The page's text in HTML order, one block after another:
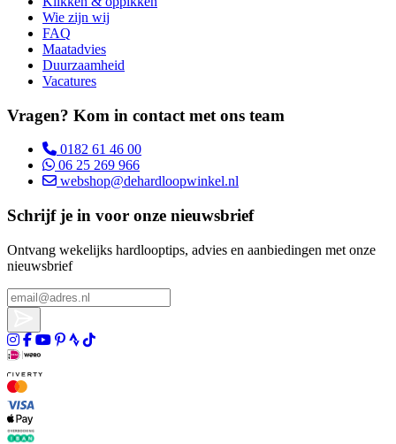
Wie zijn wij
FAQ
Maatadvies
Duurzaamheid
Vacatures
Vragen? Kom in contact met ons team
0182 61 46 00
06 25 269 966
webshop@dehardloopwinkel.nl
Schrijf je in voor onze nieuwsbrief
Ontvang wekelijks hardlooptips, advies en aanbiedingen met onze
nieuwsbrief